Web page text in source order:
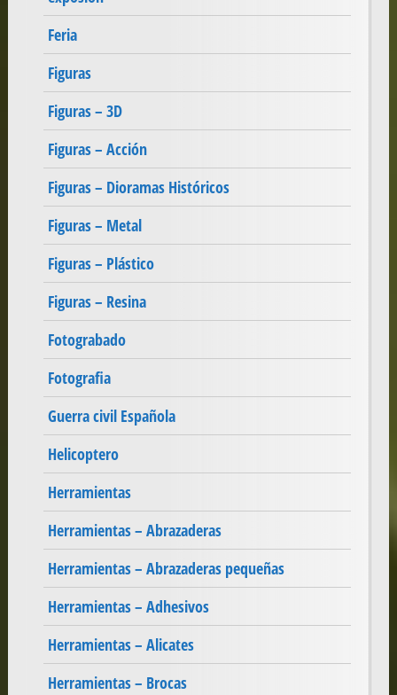
Feria
Figuras
Figuras – 3D
Figuras – Acción
Figuras – Dioramas Históricos
Figuras – Metal
Figuras – Plástico
Figuras – Resina
Fotograbado
Fotografia
Guerra civil Española
Helicoptero
Herramientas
Herramientas – Abrazaderas
Herramientas – Abrazaderas pequeñas
Herramientas – Adhesivos
Herramientas – Alicates
Herramientas – Brocas